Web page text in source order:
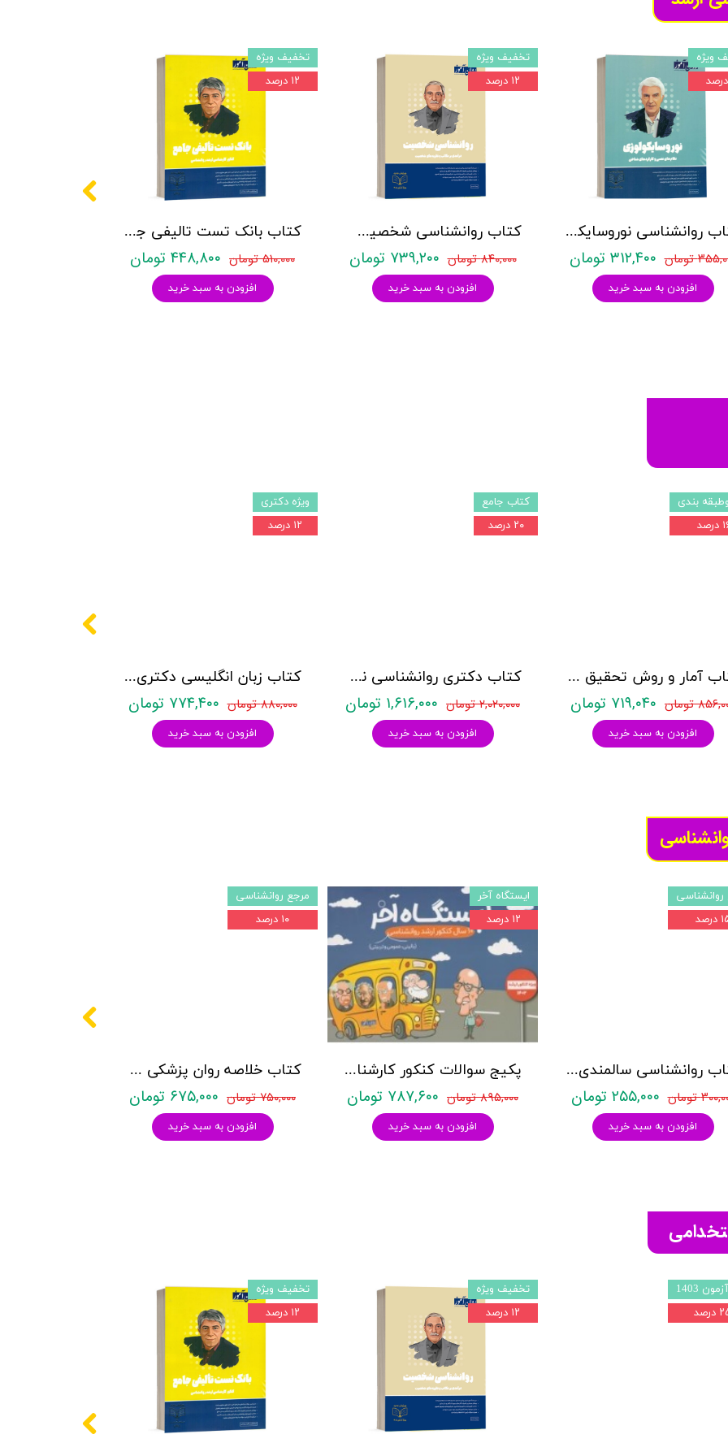
کتاب بانک تست تالیفی جامع روان آموز
۵۱۰,۰۰۰ تومان ۴۴۸,۸۰۰ تومان
افزودن به سبد خرید
تخفیف ویژه
۱۲ درصد
کتاب روانشناسی شخصیت نشر روان آموز زهرا ساعدی
۸۴۰,۰۰۰ تومان ۷۳۹,۲۰۰ تومان
افزودن به سبد خرید
تخفیف ویژه
۱۲ درصد
کتاب روانشناسی نوروسایکولوژی نشر روان آموز حمیده نامداری
تومان ۳۱۲,۴۰۰ تومان
افزودن به سبد خرید
ویژه
کتاب زبان انگلیسی دکتری زیر ذره بین هادی جهانشاهی
۸۸۰,۰۰۰ تومان ۷۷۴,۴۰۰ تومان
افزودن به سبد خرید
ویژه دکتری
۱۲ درصد
کتاب دکتری روانشناسی نشر آراه - دو جلدی
۲,۰۲۰,۰۰۰ تومان ۱,۶۱۶,۰۰۰ تومان
افزودن به سبد خرید
کتاب جامع
۲۰ درصد
کتاب آمار و روش تحقیق مدرسان شریف
تومان ۷۱۹,۰۴۰ تومان
افزودن به سبد خرید
بندی
کتاب خلاصه روان پزشکی کاپلان و سادوک ویراست دوازدهم 2022 - جلد4- بنجامین جیمز سادوک ، ویرجینیا آلکوت سادوک ، پدرو روئیز - نشر ارجمند
۷۵۰,۰۰۰ تومان ۶۷۵,۰۰۰ تومان
افزودن به سبد خرید
مرجع روانشناسی
۱۰ درصد
پکیج سوالات کنکور کارشناسی ارشد روانشناسی (بالینی، عمومی و تربیتی) با پاسخنامه تشریحی روان آموز
۸۹۵,۰۰۰ تومان ۷۸۷,۶۰۰ تومان
افزودن به سبد خرید
ایستگاه آخر
۱۲ درصد
کتاب روانشناسی سالمندی - (2 كتاب در 1 جلد) - حمزه گنجی - نشر ساوالان
تومان ۲۵۵,۰۰۰ تومان
افزودن به سبد خرید
روانشناسی
تخفیف ویژه
۱۲ درصد
تخفیف ویژه
۱۲ درصد
1403